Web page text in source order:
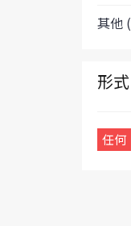
其他
形式
任何